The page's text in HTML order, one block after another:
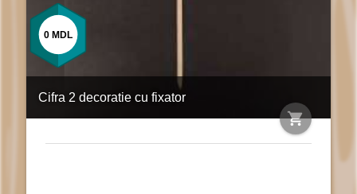
Cifra 2 decoratie cu fixator
shopping_cart
0 MDL